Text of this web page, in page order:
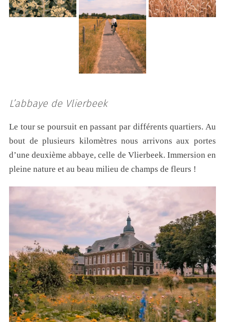
L’abbaye de Vlierbeek
Le tour se poursuit en passant par différents quartiers. Au
bout de plusieurs kilomètres nous arrivons aux portes
d’une deuxième abbaye, celle de Vlierbeek. Immersion en
pleine nature et au beau milieu de champs de fleurs !